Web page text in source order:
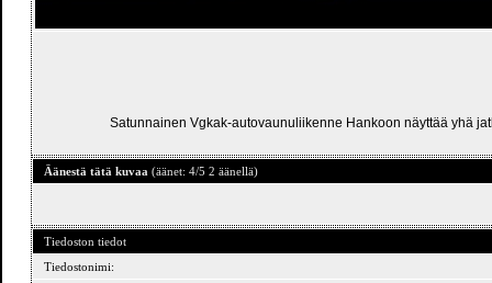
Satunnainen Vgkak-autovaunuliikenne Hankoon näyttää yhä
Äänestä tätä kuvaa (äänet: 4/5 2 äänellä)
Tiedoston tiedot
Tiedostonimi: